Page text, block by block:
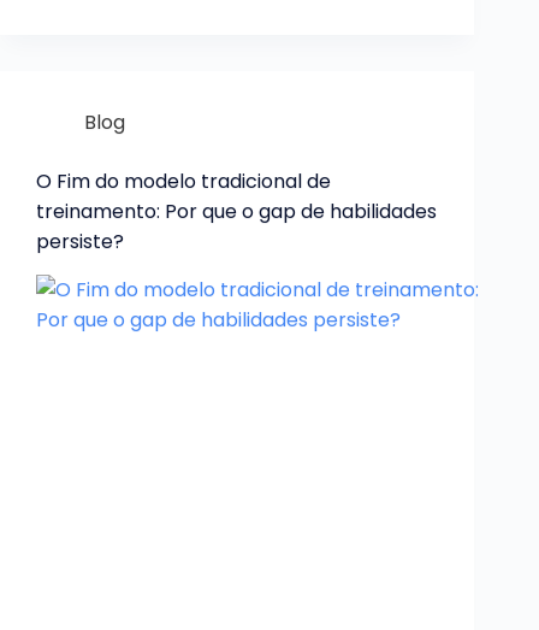
Blog
O Fim do modelo tradicional de
treinamento: Por que o gap de habilidades
persiste?